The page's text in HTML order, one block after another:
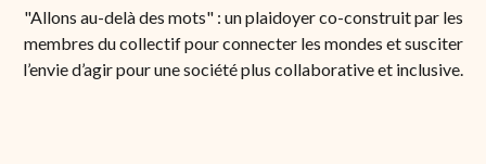
"Allons au-delà des mots" : un plaidoyer co-construit par les
membres du collectif pour connecter les mondes et susciter
l’envie d’agir pour une société plus collaborative et inclusive.